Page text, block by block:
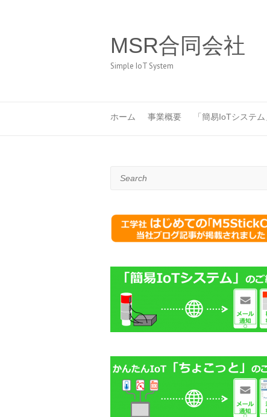
MSR合同会社
Simple IoT System
ホーム 事業概要 「簡易IoTシステム